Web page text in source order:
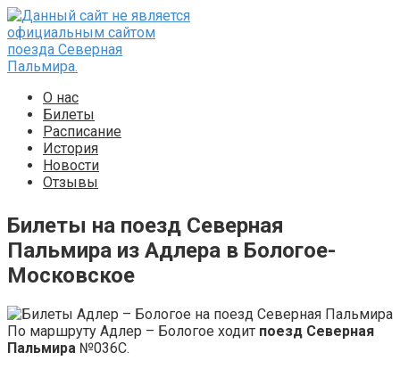
Перейти
к
контенту
О нас
Билеты
Расписание
История
Новости
Отзывы
Билеты на поезд Северная
Пальмира из Адлера в Бологое-
Московское
По маршруту Адлер – Бологое ходит поезд Северная
Пальмира №036С.